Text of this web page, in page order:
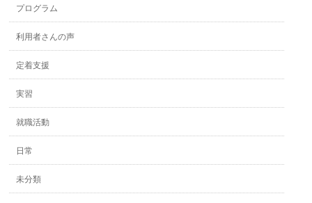
プログラム
利用者さんの声
定着支援
実習
就職活動
日常
未分類